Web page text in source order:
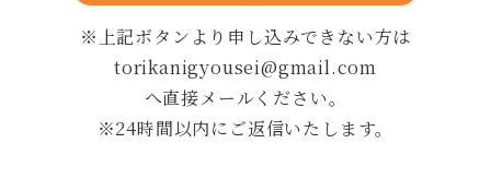
※上記ボタンより申し込みできない方は
torikanigyousei@gmail.com
へ直接メールください。
※24時間以内にご返信いたします。